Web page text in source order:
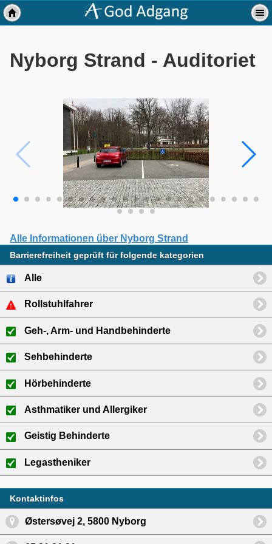
Nyborg Strand - Auditoriet
Alle Informationen über Nyborg Strand
Barrierefreiheit geprüft für folgende kategorien
Alle
Rollstuhlfahrer
Geh-, Arm- und Handbehinderte
Sehbehinderte
Hörbehinderte
Asthmatiker und Allergiker
Geistig Behinderte
Legastheniker
Kontaktinfos
Østersøvej 2, 5800 Nyborg